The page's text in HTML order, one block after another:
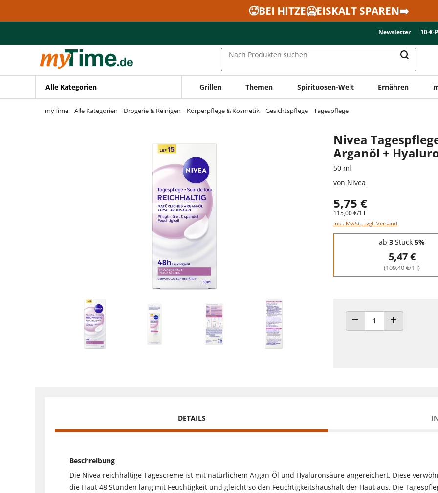
Zur Navigation springen
🥵BEI HITZE🥶EISKALT SPAREN➡️
Newsletter 10-€-
Nach Produkten suchen
Alle Kategorien Grillen Themen Spirituosen-Welt Ernähren
myTime Alle Kategorien Drogerie & Reinigen Körperpflege & Kosmetik Gesichtspflege Tagespflege
Nivea
Arganöl +
50 ml
von Nivea
5,75 €
115,00 €/1 l
inkl. MwSt., zzgl. Versand
Staffelpreise - Mengenrabatt
ab 3 Stück 5%
5,47 €
(109,40 €/1 l)
ANZAHL VERRINGERNANZAHL ERHÖHEN
DETAILS
Beschreibung
Die Nivea reichhaltige Tagescreme ist mit natürlichem Argan-Öl und Hyaluronsäure angereichert. Diese
die Haut 48 Stunden lang mit Feuchtigkeit und gleicht so den Feuchtigkeitshaushalt der Haut aus. Die